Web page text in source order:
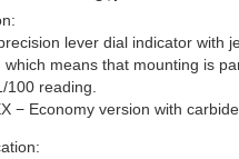
lever dial indicator with
which means that mounting is
100 reading.
− Economy version with